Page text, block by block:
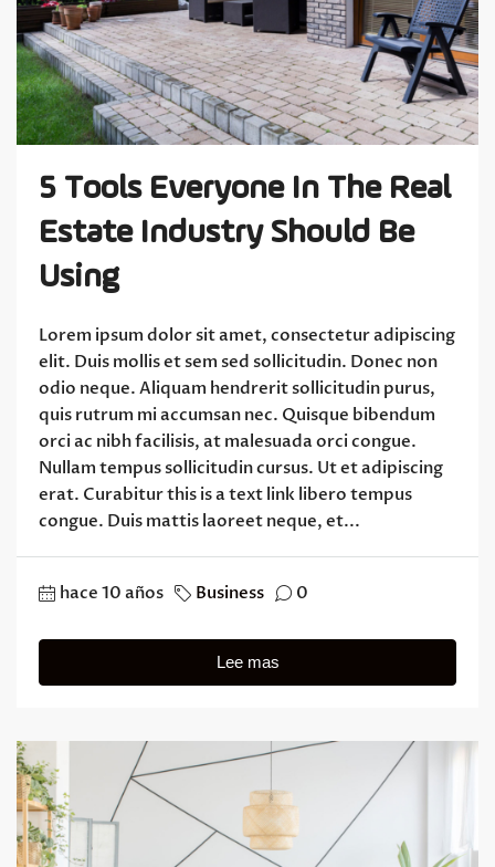
5 Tools Everyone In The Real
Estate Industry Should Be
Using
Lorem ipsum dolor sit amet, consectetur adipiscing
elit. Duis mollis et sem sed sollicitudin. Donec non
odio neque. Aliquam hendrerit sollicitudin purus,
quis rutrum mi accumsan nec. Quisque bibendum
orci ac nibh facilisis, at malesuada orci congue.
Nullam tempus sollicitudin cursus. Ut et adipiscing
erat. Curabitur this is a text link libero tempus
congue. Duis mattis laoreet neque, et...
hace 10 años Business 0
Lee mas